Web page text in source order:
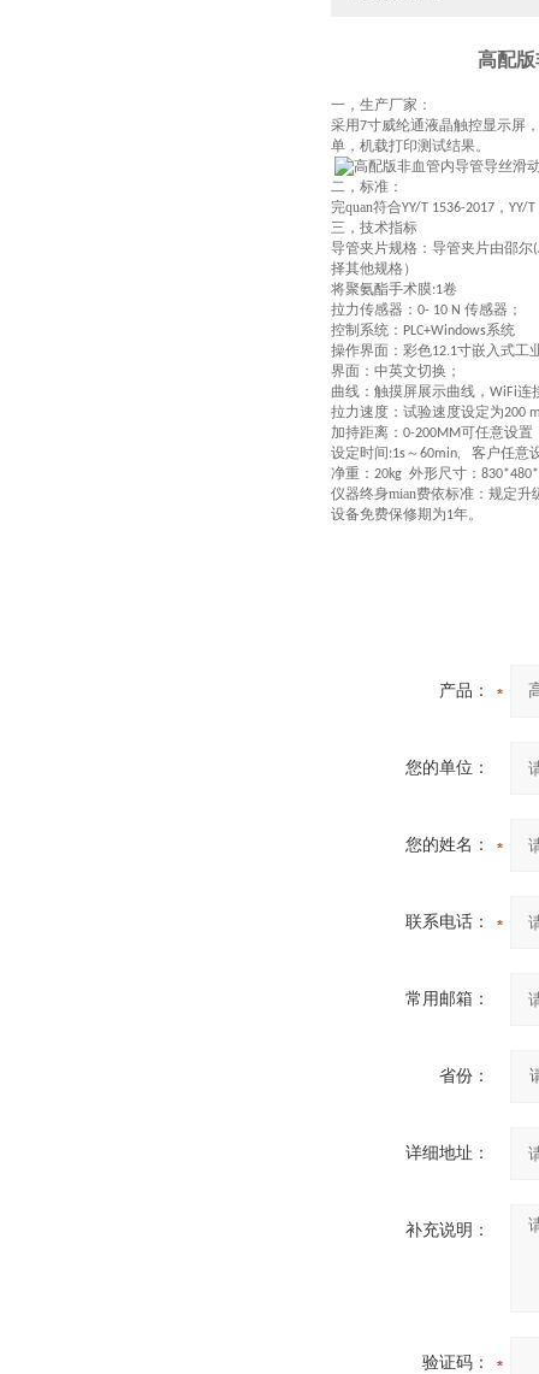
高配
一， 生产厂家：
采用7寸威纶通液晶触控显示屏
单，机载打印测试结果。
二， 标准：
完quan符合YY/T 1536-2017 ， YY/
三， 技术指标
导管夹片规格： 导管夹片由邵尔
择其他规格）
将聚氨酯手术膜:1卷
拉力传感器： 0- 10 N 传感器 ；
控制系统： PLC+Windows系统
操作界面：彩色12.1寸嵌入式工
界面：中英文切换；
曲线：触摸屏展示曲线， WiFi连
拉力速度： 试验速度设定为200
加持距离： 0-200MM可任意设置
设定时间 :1s～60min, 客户任意
净重： 20kg 外形尺寸：
仪器终身mian费依标准：规定升
设备免费保修期为1年。
产品：
您的单位：
您的姓名：
联系电话：
常用邮箱：
省份：
详细地址：
补充说明：
验证码：